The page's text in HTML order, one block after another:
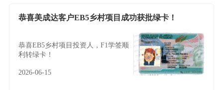
恭喜美成达客户EB5乡村项目成功获批绿卡！
恭喜EB5乡村项目投资人，F1学签顺
利转绿卡！
2026-06-15